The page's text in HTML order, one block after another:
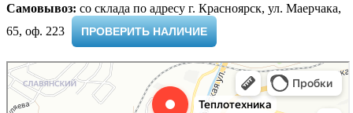
Самовывоз: cо склада по адресу г. Красноярск, ул. Маерчака,
65, оф. 223 ​
ПРОВЕРИТЬ НАЛИЧИЕ